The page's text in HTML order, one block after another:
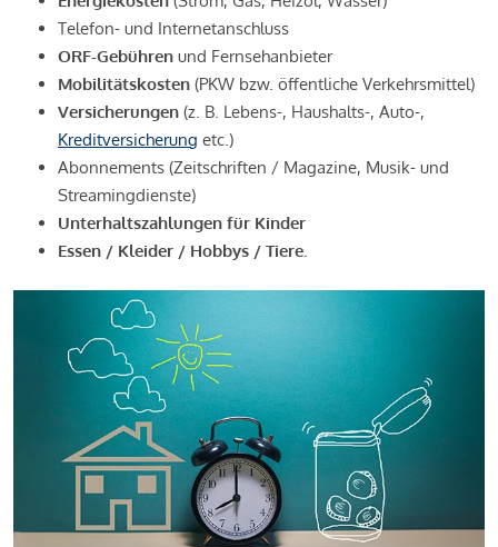
Telefon- und Internetanschluss
ORF-Gebühren und Fernsehanbieter
Mobilitätskosten (PKW bzw. öffentliche Verkehrsmittel)
Versicherungen (z. B. Lebens-, Haushalts-, Auto-,
Kreditversicherung etc.)
Abonnements (Zeitschriften / Magazine, Musik- und
Streamingdienste)
Unterhaltszahlungen für Kinder
Essen / Kleider / Hobbys / Tiere.